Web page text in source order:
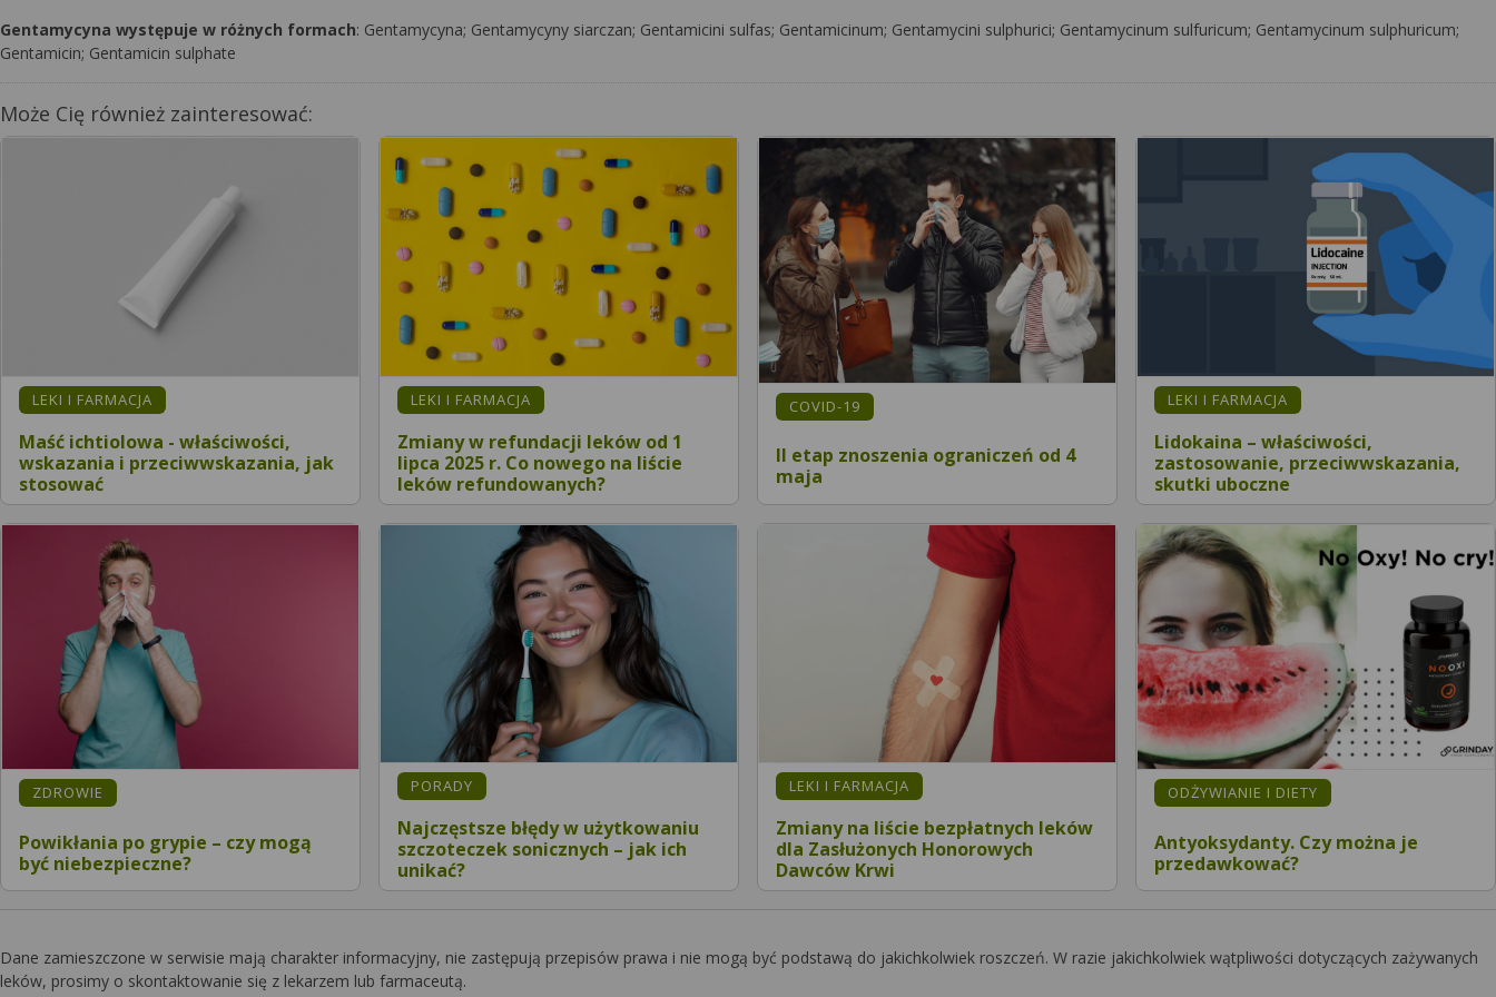
Gentamycyna występuje w różnych formach: Gentamycyna; Gentamycyny siarczan; Gentamicini sulfas; Gentamicinum; Gentamycini sulphurici; Gentamycinum sulfuricum; Gentamycinum sulphuricum;
Gentamicin; Gentamicin sulphate
Może Cię również zainteresować:
LEKI I FARMACJA
Maść ichtiolowa - właściwości,
wskazania i przeciwwskazania, jak
stosować
LEKI I FARMACJA
Zmiany w refundacji leków od 1
lipca 2025 r. Co nowego na liście
leków refundowanych?
COVID-19
II etap znoszenia ograniczeń od 4
maja
LEKI I FARMACJA
Lidokaina – właściwości,
zastosowanie, przeciwwskazania,
skutki uboczne
ZDROWIE
Powikłania po grypie – czy mogą
być niebezpieczne?
PORADY
Najczęstsze błędy w użytkowaniu
szczoteczek sonicznych – jak ich
unikać?
LEKI I FARMACJA
Zmiany na liście bezpłatnych leków
dla Zasłużonych Honorowych
Dawców Krwi
ODŻYWIANIE I DIETY
Antyoksydanty. Czy można je
przedawkować?
Dane zamieszczone w serwisie mają charakter informacyjny, nie zastępują przepisów prawa i nie mogą być podstawą do jakichkolwiek roszczeń. W razie jakichkolwiek wątpliwości dotyczących zażywanych
leków, prosimy o skontaktowanie się z lekarzem lub farmaceutą.